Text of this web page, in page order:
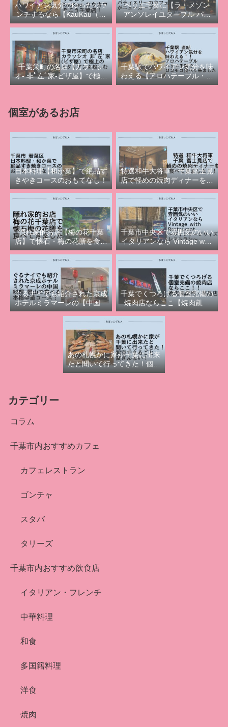
ハワイアン気分でゆったりラ
ンチするなら【KauKau（カ
ウカウ）そごう千葉店】
ペリエ千葉に【ラ・メゾン
アンソレイユターブル パテ
ィスリー】のカフェがニュー
オープン！
千葉栄町の名店【カラッシ
オ‐ 非ﾟ左ﾞ家‐ピザ屋】で極上
イタリアンを愉しむ
千葉駅でハワイアン気分を味
わえる【アロハテーブル・ペ
リエ千葉】でロコモコ食べて
個室があるお店
日本料理【和か葉】で絶品す
きやきコースのおもてなし！
特選和牛大将軍・千葉富士見
店で軽めの焼肉ディナーを食
べてきました！
隠れ家的お店【梅の花千葉
店】で懐石・梅の花膳を食べ
てきました！
千葉市中央区で雰囲気のいい
イタリアンなら Vintage with
Restaurant（ヴィンテージウ
ィズレストラン）！
ぐるナイでも紹介された京成
ホテルミラマーレの【中国料
理 景山】で食べる本格中華
コース！
千葉でくつろげる個室完備の
焼肉店ならここ【焼肉凱旋
門・高品店】
あの札幌かに家が千葉に出来
たと聞いて行ってきた！個室
でまるごと蟹ざんまい！
カテゴリー
コラム
千葉市内おすすめカフェ
カフェレストラン
ゴンチャ
スタバ
タリーズ
千葉市内おすすめ飲食店
イタリアン・フレンチ
中華料理
和食
多国籍料理
洋食
焼肉